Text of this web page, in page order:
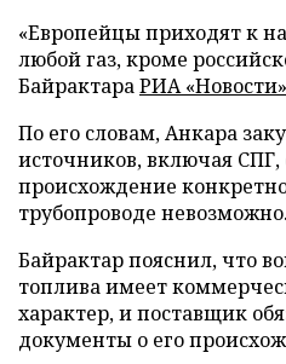
«Европейцы приходят к
любой газ, кроме
БайрактараРИА «Новости»
По его словам, Анкара
источников, включая
происхождение
трубопроводе невозможно.
Байрактар пояснил, что
топлива имеет
характер, и поставщик
документы о его